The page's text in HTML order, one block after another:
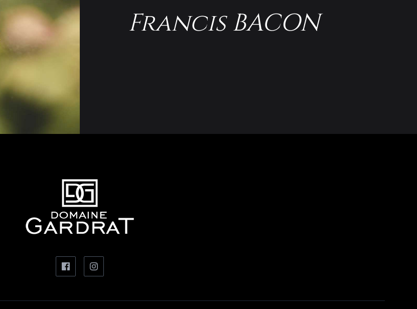
Francis BACON